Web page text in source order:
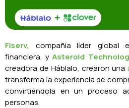
Fiserv,
compañía líder global
financiera, yAsteroid
creadora de Háblalo, crearon una
transforma la experiencia de
convirtiéndola en un proceso
personas.